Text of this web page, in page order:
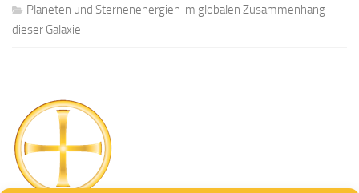
Planeten und Sternenenergien im globalen Zusammenhang
dieser Galaxie